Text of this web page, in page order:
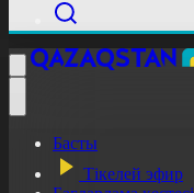
Басты
Тікелей эфир